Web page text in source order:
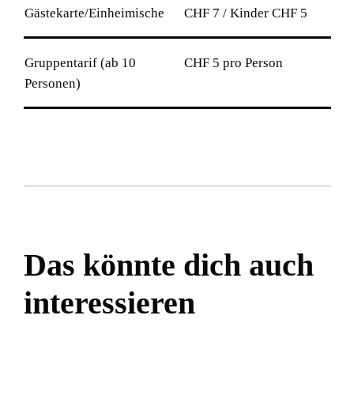
Gästekarte/Einheimische CHF 7 / Kinder CHF 5
Gruppentarif (ab 10
Personen)
CHF 5 pro Person
Das könnte dich auch
interessieren